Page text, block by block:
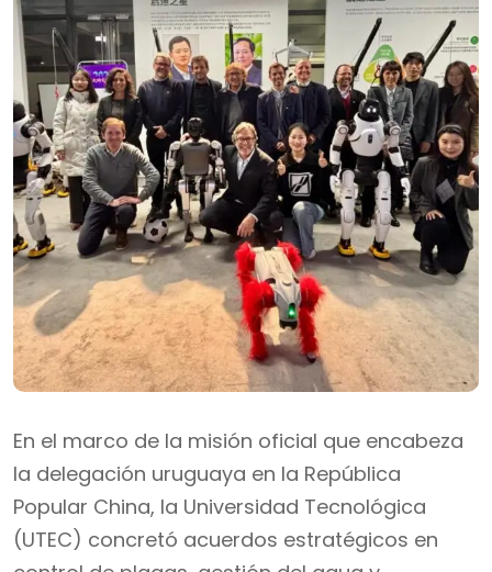
En el marco de la misión oficial que encabeza
la delegación uruguaya en la República
Popular China, la Universidad Tecnológica
(UTEC) concretó acuerdos estratégicos en